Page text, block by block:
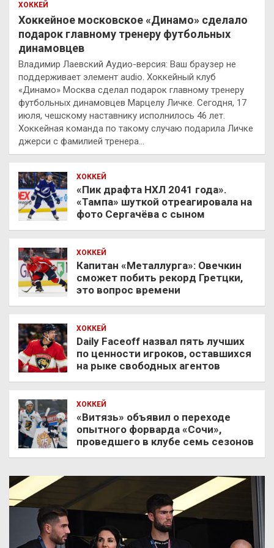
ХОККЕЙ
Хоккейное московское «Динамо» сделало
подарок главному тренеру футбольных
динамовцев
Владимир Лаевский Аудио-версия: Ваш браузер не
поддерживает элемент audio. Хоккейный клуб
«Динамо» Москва сделал подарок главному тренеру
футбольных динамовцев Марцелу Личке. Сегодня, 17
июля, чешскому наставнику исполнилось 46 лет.
Хоккейная команда по такому случаю подарила Личке
джерси с фамилией тренера…
ХОККЕЙ
«Пик драфта НХЛ 2041 года».
«Тампа» шуткой отреагировала на
фото Сергачёва с сыном
ХОККЕЙ
Капитан «Металлурга»: Овечкин
сможет побить рекорд Гретцки,
это вопрос времени
ХОККЕЙ
Daily Faceoff назвал пять лучших
по ценности игроков, оставшихся
на рыке свободных агентов
ХОККЕЙ
«Витязь» объявил о переходе
опытного форварда «Сочи»,
проведшего в клубе семь сезонов